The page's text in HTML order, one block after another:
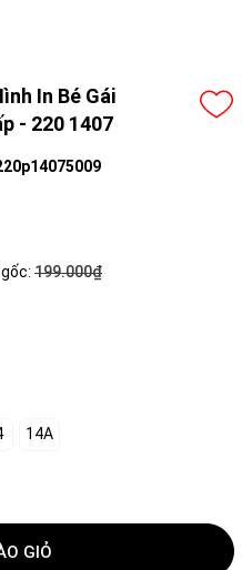
In Bé Gái
- 220 1407
199.000₫
14A
GIỎ